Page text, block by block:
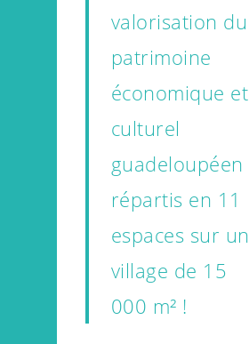
valorisation du
patrimoine
économique et
culturel
guadeloupéen
répartis en 11
espaces sur un
village de 15
000 m² !